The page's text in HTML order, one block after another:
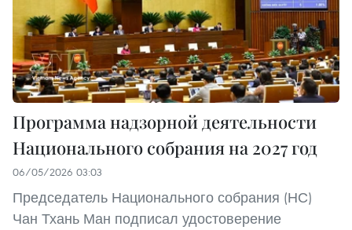
Программа надзорной деятельности
Национального собрания на 2027 год
06/05/2026 03:03
Председатель Национального собрания (НС)
Чан Тхань Ман подписал удостоверение